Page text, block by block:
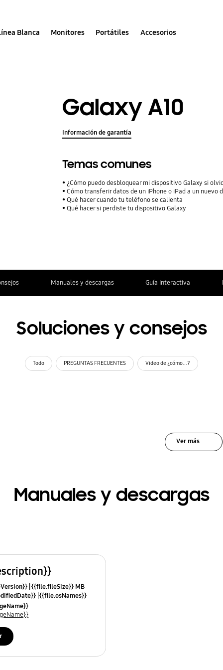
Blanca Monitores Portátiles Accesorios
Galaxy A10
Información de garantía
Temas comunes
¿Cómo puedo desbloquear mi dispositivo Galaxy si
Cómo transferir datos de un iPhone o iPad a un nuevo
Qué hacer cuando tu teléfono se calienta
Qué hacer si perdiste tu dispositivo Galaxy
Manuales y descargas Guía Interactiva
Soluciones y consejos
Todo PREGUNTAS FRECUENTES Video de ¿cómo...?
Ver más
Manuales y descargas
{{file.fileSize}} MB
{{file.osNames}}